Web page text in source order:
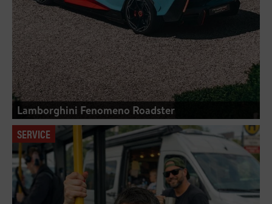
Lamborghini Fenomeno Roadster
SERVICE